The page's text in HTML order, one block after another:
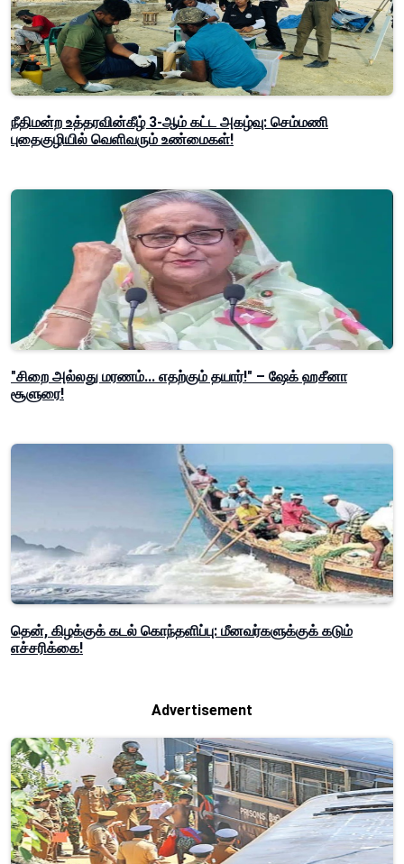
நீதிமன்ற உத்தரவின்கீழ் 3-ஆம் கட்ட அகழ்வு: செம்மணி
புதைகுழியில் வெளிவரும் உண்மைகள்!
"சிறை அல்லது மரணம்... எதற்கும் தயார்!" – ஷேக் ஹசீனா
சூளுரை!
தென், கிழக்குக் கடல் கொந்தளிப்பு: மீனவர்களுக்குக் கடும்
எச்சரிக்கை!
Advertisement